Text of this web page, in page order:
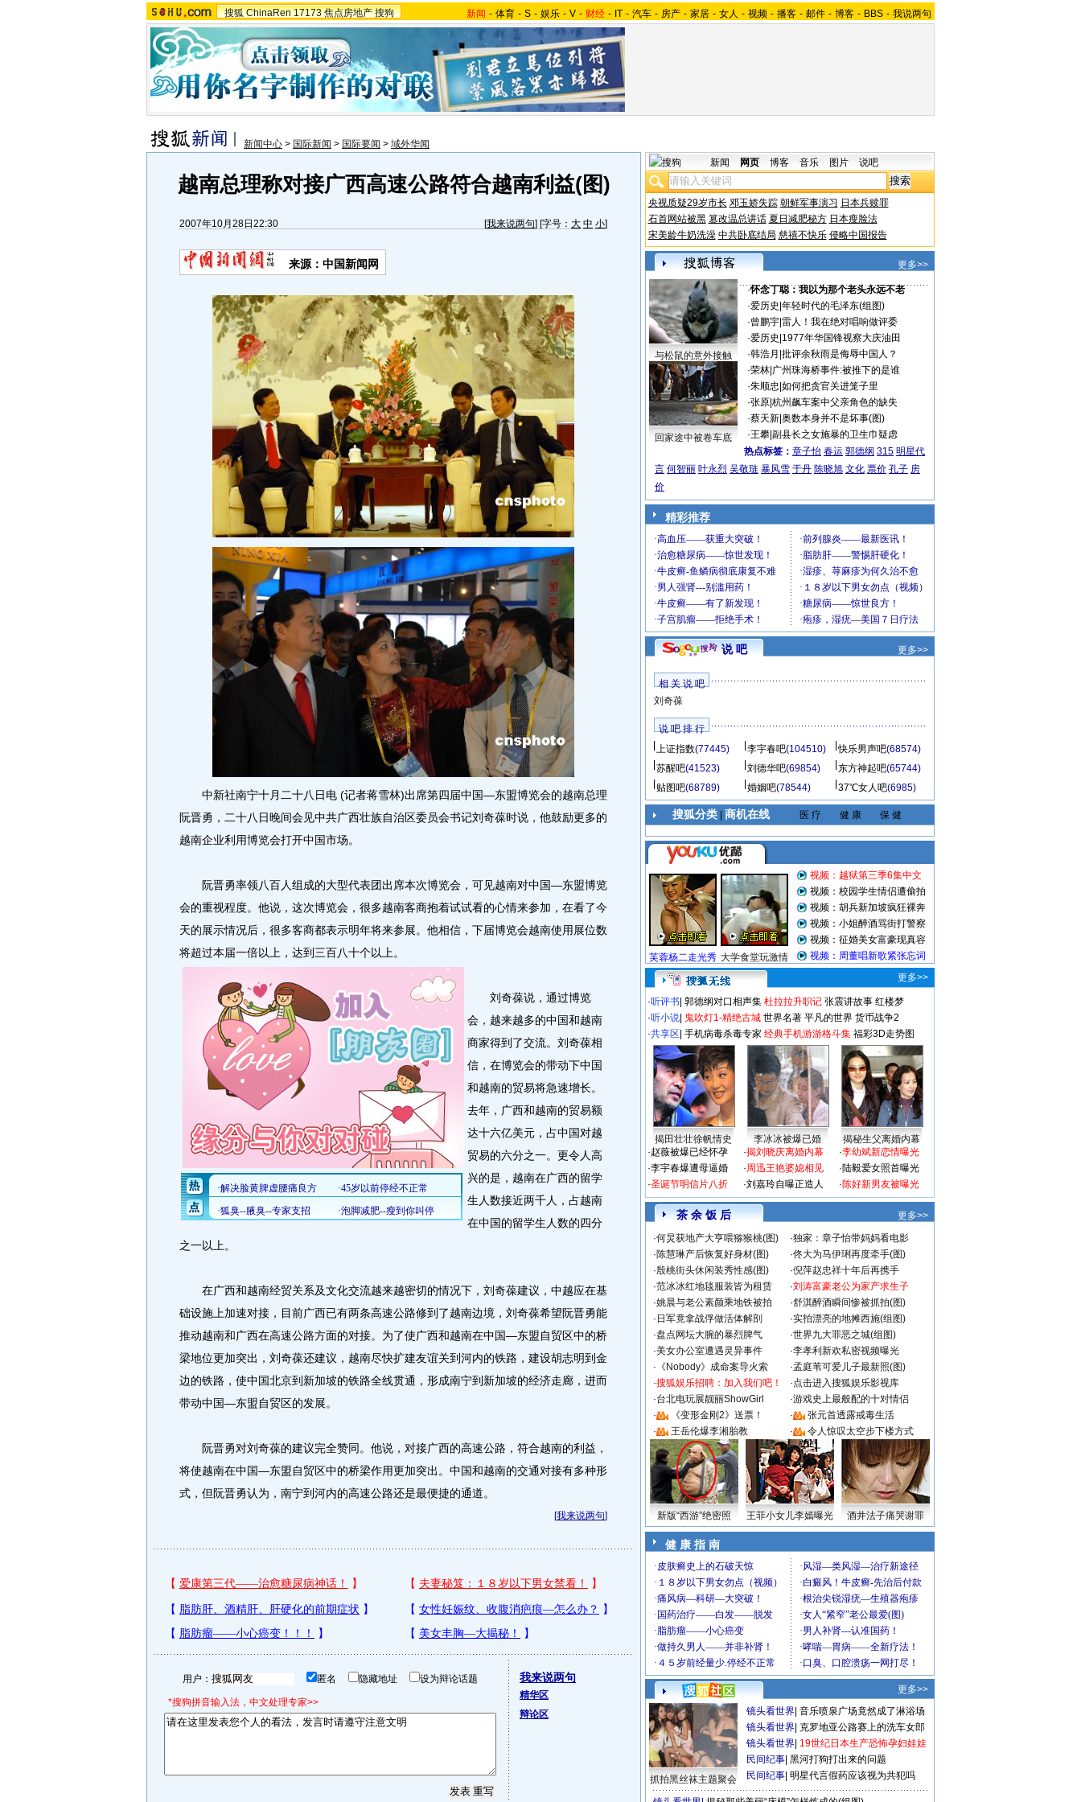
搜狐 ChinaRen 17173 焦点房地产 搜狗 新闻 - 体育 - S - 娱乐 - V - 财经 - IT - 汽车 - 房产 - 家居 - 女人 - 视频 - 播客 - 邮件 - 博客 - BBS - 我说两句
新闻中心 > 国际新闻 > 国际要闻 > 域外华闻
越南总理称对接广西高速公路符合越南利益(图)
2007年10月28日22:30 [我来说两句] [字号： 大 中 小]
来源：中国新闻网
中新社南宁十月二十八日电 (记者蒋雪林)出席第四届中国—东盟博览会的越南总理
阮晋勇，二十八日晚间会见中共广西壮族自治区委员会书记刘奇葆时说，他鼓励更多的
越南企业利用博览会打开中国市场。
阮晋勇率领八百人组成的大型代表团出席本次博览会，可见越南对中国—东盟博览
会的重视程度。他说，这次博览会，很多越南客商抱着试试看的心情来参加，在看了今
天的展示情况后，很多客商都表示明年将来参展。他相信，下届博览会越南使用展位数
将超过本届一倍以上，达到三百八十个以上。
刘奇葆说，通过博览
会，越来越多的中国和越南
商家得到了交流。刘奇葆相
信，在博览会的带动下中国
和越南的贸易将急速增长。
去年，广西和越南的贸易额
达十六亿美元，占中国对越
贸易的六分之一。更令人高
兴的是，越南在广西的留学
生人数接近两千人，占越南
在中国的留学生人数的四分
之一以上。
在广西和越南经贸关系及文化交流越来越密切的情况下，刘奇葆建议，中越应在基
础设施上加速对接，目前广西已有两条高速公路修到了越南边境，刘奇葆希望阮晋勇能
推动越南和广西在高速公路方面的对接。为了使广西和越南在中国—东盟自贸区中的桥
梁地位更加突出，刘奇葆还建议，越南尽快扩建友谊关到河内的铁路，建设胡志明到金
边的铁路，使中国北京到新加坡的铁路全线贯通，形成南宁到新加坡的经济走廊，进而
带动中国—东盟自贸区的发展。
阮晋勇对刘奇葆的建议完全赞同。他说，对接广西的高速公路，符合越南的利益，
将使越南在中国—东盟自贸区中的桥梁作用更加突出。中国和越南的交通对接有多种形
式，但阮晋勇认为，南宁到河内的高速公路还是最便捷的通道。
[我来说两句]
用户： 匿名 隐藏地址 设为辩论话题
*搜狗拼音输入法，中文处理专家>>
我来说两句
精华区
辩论区
新闻 网页 博客 音乐 图片 说吧
央视质疑29岁市长 邓玉娇失踪 朝鲜军事演习 日本兵赎罪
石首网站被黑 篡改温总讲话 夏日减肥秘方 日本瘦脸法
宋美龄牛奶洗澡 中共卧底结局 慈禧不快乐 侵略中国报告
更多>>
与松鼠的意外接触
回家途中被卷车底
·怀念丁聪：我以为那个老头永远不老
·爱历史 年轻时代的毛泽东(组图)
·曾鹏宇| 雷人！我在绝对唱响做评委
·爱历史 1977年华国锋视察大庆油田
·韩浩月 批评余秋雨是侮辱中国人？
·荣林| 广州珠海桥事件:被推下的是谁
·朱顺忠 如何把贪官关进笼子里
·张原| 杭州飙车案中父亲角色的缺失
·蔡天新| 奥数本身并不是坏事(图)
·王攀| 副县长之女施暴的卫生巾疑虑
热点标签： 章子怡 春运 郭德纲 315 明星代
言 何智丽 叶永烈 吴敬琏 暴风雪 于丹 陈晓旭 文化 票价 孔子 房
价
精彩推荐
说 吧 更多>>
相 关 说 吧
刘奇葆
说 吧 排 行
上证指数(77445) 李宇春吧(104510) 快乐男声吧(68574)
苏醒吧(41523) 刘德华吧(69854) 东方神起吧(65744)
贴图吧(68789) 婚姻吧(78544) 37℃女人吧(6985)
搜狐分类| 商机在线 医 疗 健 康 保 健
芙蓉杨二走光秀 大学食堂玩激情
视频：越狱第三季6集中文
视频：校园学生情侣遭偷拍
视频：胡兵新加坡疯狂裸奔
视频：小姐醉酒骂街打警察
视频：征婚美女富豪现真容
视频：周董唱新歌紧张忘词
更多>>
·听评书 郭德纲对口相声集 杜拉拉升职记 张震讲故事 红楼梦
·听小说 鬼吹灯1-精绝古城 世界名著 平凡的世界 货币战争2
·共享区 手机病毒杀毒专家 经典手机游游格斗集 福彩3D走势图
揭田壮壮徐帆情史 李冰冰被爆已婚
揭秘生父离婚内幕
·赵薇被爆已经怀孕
·李宇春爆遭母逼婚
·圣诞节明信片八折
·揭刘晓庆离婚内幕
·周迅王艳婆媳相见
·刘嘉玲自曝正造人
·李幼斌新恋情曝光
·陆毅爱女照首曝光
·陈好新男友被曝光
茶 余 饭 后
更多>>
·何炅获地产大亨喂猕猴桃(图) ·独家：章子怡带妈妈看电影
·陈慧琳产后恢复好身材(图) ·佟大为马伊琍再度牵手(图)
·殷桃街头休闲装秀性感(图) ·倪萍赵忠祥十年后再携手
·范冰冰红地毯服装皆为租赁 ·刘涛富豪老公为家产求生子
·姚晨与老公素颜乘地铁被拍 ·舒淇醉酒瞬间惨被抓拍(图)
· 日军竟拿战俘做活体解剖 ·实拍漂亮的地摊西施(组图)
·盘点网坛大腕的暴烈脾气 ·世界九大罪恶之城(组图)
·美女办公室遭遇灵异事件 ·李孝利新欢私密视频曝光
· 《Nobody》成命案导火索 ·孟庭苇可爱儿子最新照(图)
·搜狐娱乐招聘：加入我们吧！ ·点击进入搜狐娱乐影视库
·台北电玩展靓丽ShowGirl ·游戏史上最般配的十对情侣
·
《变形金刚2》送票！ ·
张元首透露戒毒生活
·
王岳伦爆李湘胎教 · 令人惊叹太空步下楼方式
新版“西游”绝密照 王菲小女儿李嫣曝光 酒井法子痛哭谢罪
健 康 指 南
更多>>
抓拍黑丝袜主题聚会
镜头看世界 音乐喷泉广场竟然成了淋浴场
镜头看世界 克罗地亚公路赛上的洗车女郎
镜头看世界 19世纪日本生产恐怖孕妇娃娃
民间纪事 黑河打狗打出来的问题
民间纪事 明星代言假药应该视为共犯吗